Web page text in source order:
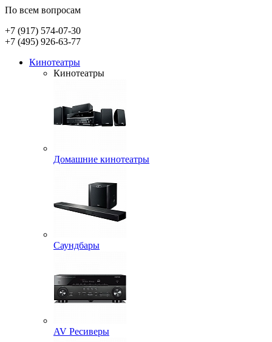
По всем вопросам
+7 (917) 574-07-30
+7 (495) 926-63-77
Кинотеатры
Кинотеатры
Домашние кинотеатры
Саундбары
AV Ресиверы